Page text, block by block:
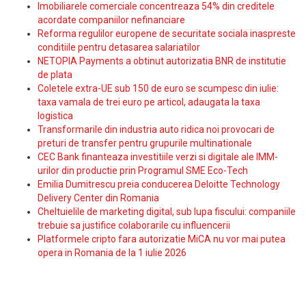
Imobiliarele comerciale concentreaza 54% din creditele
acordate companiilor nefinanciare
Reforma regulilor europene de securitate sociala inaspreste
conditiile pentru detasarea salariatilor
NETOPIA Payments a obtinut autorizatia BNR de institutie
de plata
Coletele extra-UE sub 150 de euro se scumpesc din iulie:
taxa vamala de trei euro pe articol, adaugata la taxa
logistica
Transformarile din industria auto ridica noi provocari de
preturi de transfer pentru grupurile multinationale
CEC Bank finanteaza investitiile verzi si digitale ale IMM-
urilor din productie prin Programul SME Eco-Tech
Emilia Dumitrescu preia conducerea Deloitte Technology
Delivery Center din Romania
Cheltuielile de marketing digital, sub lupa fiscului: companiile
trebuie sa justifice colaborarile cu influencerii
Platformele cripto fara autorizatie MiCA nu vor mai putea
opera in Romania de la 1 iulie 2026